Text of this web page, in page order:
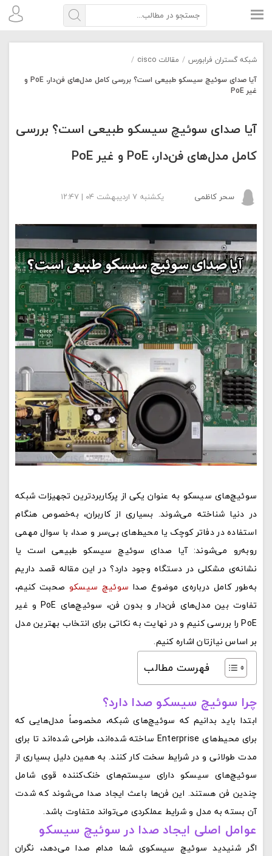
شبکه گستران فرابورس / مقالات cisco
/
آیا صدای سوئیچ سیسکو طبیعی است؟ بررسی کامل مدل‌های فن‌دار، PoE و
غیر PoE
آیا صدای سوئیچ سیسکو طبیعی است؟ بررسی
کامل مدل‌های فن‌دار، PoE و غیر PoE
سحر کاظمی یکشنبه ۷ اردیبهشت ۰۴ | ۱۲:۴۷
سوئیچ‌های سیسکو به عنوان یکی از پرکاربردترین تجهیزات شبکه
در دنیا شناخته می‌شوند. بسیاری از کاربران، به‌خصوص هنگام
استفاده در دفاتر کوچک یا محیط‌های بی‌سر و صدا، با سوال مهمی
روبه‌رو می‌شوند: آیا صدای سوئیچ سیسکو طبیعی است یا
نشانه‌ی مشکلی در دستگاه وجود دارد؟ در این مقاله قصد داریم
به‌طور کامل درباره‌ی موضوع صدا سوئیچ سیسکو صحبت کنیم،
تفاوت بین مدل‌های فن‌دار و بدون فن، سوئیچ‌های PoE و غیر
PoE را بررسی کنیم و در نهایت به نکاتی برای انتخاب بهترین مدل
بر اساس نیازتان اشاره کنیم.
فهرست مطالب
چرا سوئیچ سیسکو صدا دارد؟
ابتدا باید بدانیم که سوئیچ‌های شبکه، مخصوصاً مدل‌هایی که
برای محیط‌های Enterprise ساخته شده‌اند، طراحی شده‌اند تا برای
مدت طولانی و در شرایط سخت کار کنند. به همین دلیل بسیاری از
سوئیچ‌های سیسکو دارای سیستم‌های خنک‌کننده قوی شامل
چندین فن هستند. این فن‌ها باعث ایجاد صدا می‌شوند که شدت
آن بسته به مدل و شرایط عملکردی می‌تواند متفاوت باشد.
عوامل اصلی ایجاد صدا در سوئیچ سیسکو
اگر شنیدید سوئیچ سیسکوی شما مدام صدا می‌دهد، نگران